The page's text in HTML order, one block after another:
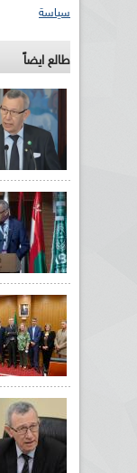
سياسة
طالع ايضاً